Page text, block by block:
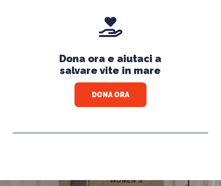
Dona ora e aiutaci a
salvare vite in mare
DONA ORA